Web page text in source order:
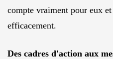
compte vraiment pour eux
efficacement.
Des cadres d'action aux